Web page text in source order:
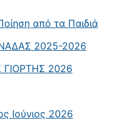
από τα Παιδιά
2025-2026
2026
Ιούνιος 2026